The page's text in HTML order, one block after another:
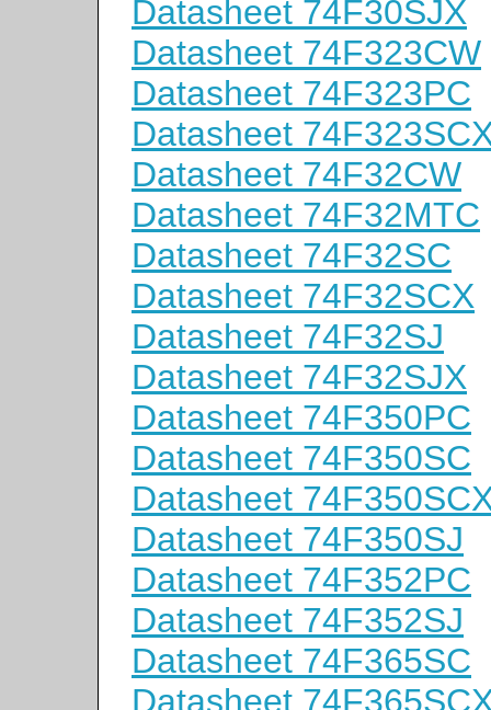
Datasheet 74F30SJX
Datasheet 74F323CW
Datasheet 74F323PC
Datasheet
Datasheet 74F32CW
Datasheet 74F32MTC
Datasheet 74F32SC
Datasheet 74F32SCX
Datasheet 74F32SJ
Datasheet 74F32SJX
Datasheet 74F350PC
Datasheet 74F350SC
Datasheet
Datasheet 74F350SJ
Datasheet 74F352PC
Datasheet 74F352SJ
Datasheet 74F365SC
Datasheet